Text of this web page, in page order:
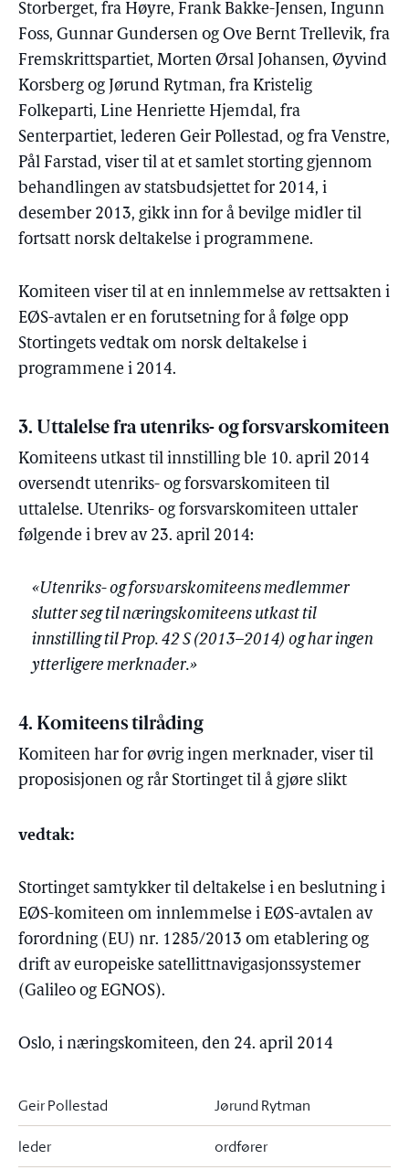
Storberget, fra Høyre, Frank Bakke-Jensen, Ingunn
Foss, Gunnar Gundersen og Ove Bernt Trellevik, fra
Fremskrittspartiet, Morten Ørsal Johansen, Øyvind
Korsberg og Jørund Rytman, fra Kristelig
Folkeparti, Line Henriette Hjemdal, fra
Senterpartiet, lederen Geir Pollestad, og fra Venstre,
Pål Farstad, viser til at et samlet storting gjennom
behandlingen av statsbudsjettet for 2014, i
desember 2013, gikk inn for å bevilge midler til
fortsatt norsk deltakelse i programmene.
Komiteen viser til at en innlemmelse av rettsakten i
EØS-avtalen er en forutsetning for å følge opp
Stortingets vedtak om norsk deltakelse i
programmene i 2014.
3. Uttalelse fra utenriks- og forsvarskomiteen
Komiteens utkast til innstilling ble 10. april 2014
oversendt utenriks- og forsvarskomiteen til
uttalelse. Utenriks- og forsvarskomiteen uttaler
følgende i brev av 23. april 2014:
«Utenriks- og forsvarskomiteens medlemmer
slutter seg til næringskomiteens utkast til
innstilling til Prop. 42 S (2013–2014) og har ingen
ytterligere merknader.»
4. Komiteens tilråding
Komiteen har for øvrig ingen merknader, viser til
proposisjonen og rår Stortinget til å gjøre slikt
vedtak:
Stortinget samtykker til deltakelse i en beslutning i
EØS-komiteen om innlemmelse i EØS-avtalen av
forordning (EU) nr. 1285/2013 om etablering og
drift av europeiske satellittnavigasjonssystemer
(Galileo og EGNOS).
Oslo, i næringskomiteen, den 24. april 2014
Geir Pollestad Jørund Rytman
leder ordfører